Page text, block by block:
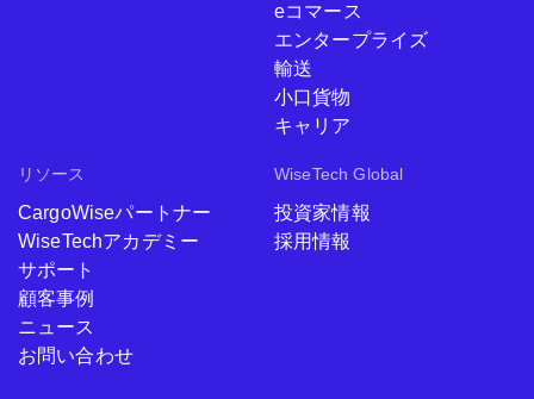
eコマース
エンタープライズ
輸送
小口貨物
キャリア
リソース
CargoWiseパートナー
WiseTechアカデミー
サポート
顧客事例
ニュース
お問い合わせ
WiseTech Global
投資家情報
採用情報